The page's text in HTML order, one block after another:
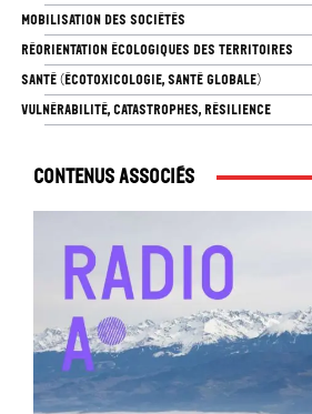
MOBILISATION DES SOCIÉTÉS
RÉORIENTATION ÉCOLOGIQUES DES TERRITOIRES
SANTÉ (ÉCOTOXICOLOGIE, SANTÉ GLOBALE)
VULNÉRABILITÉ, CATASTROPHES, RÉSILIENCE
Contenus associés